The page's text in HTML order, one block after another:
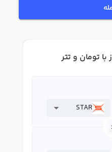
با تومان و تتر
STAR